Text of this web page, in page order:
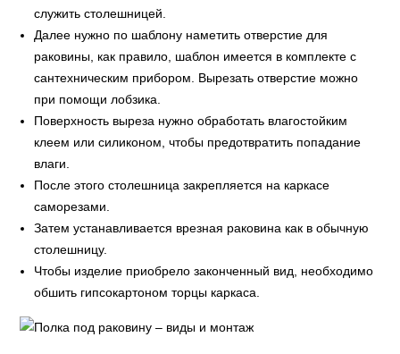
служить столешницей.
Далее нужно по шаблону наметить отверстие для
раковины, как правило, шаблон имеется в комплекте с
сантехническим прибором. Вырезать отверстие можно
при помощи лобзика.
Поверхность выреза нужно обработать влагостойким
клеем или силиконом, чтобы предотвратить попадание
влаги.
После этого столешница закрепляется на каркасе
саморезами.
Затем устанавливается врезная раковина как в обычную
столешницу.
Чтобы изделие приобрело законченный вид, необходимо
обшить гипсокартоном торцы каркаса.